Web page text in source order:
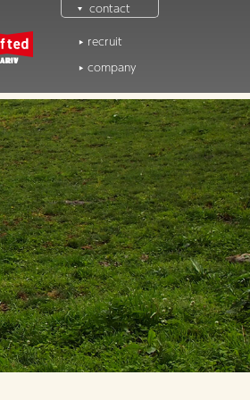
contact
recruit
company